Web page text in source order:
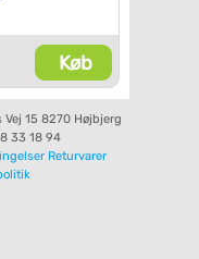
Køb
Vej 15 8270 Højbjerg
33 18 94
Returvarer